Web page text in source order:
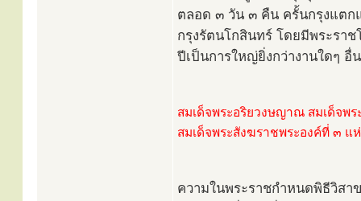
ตลอด ๓ วัน ๓ คืน ครั้นกรุงแตก
กรุงรัตนโกสินทร์ โดยมีพระรา
ปีเป็นการใหญ่ยิ่งกว่างานใดๆ อื่
สมเด็จพระอริยวงษญาณ สมเด็จพ
สมเด็จพระสังฆราชพระองค์ที่ ๓ แ
ความในพระราชกำหนดพิธีวิส